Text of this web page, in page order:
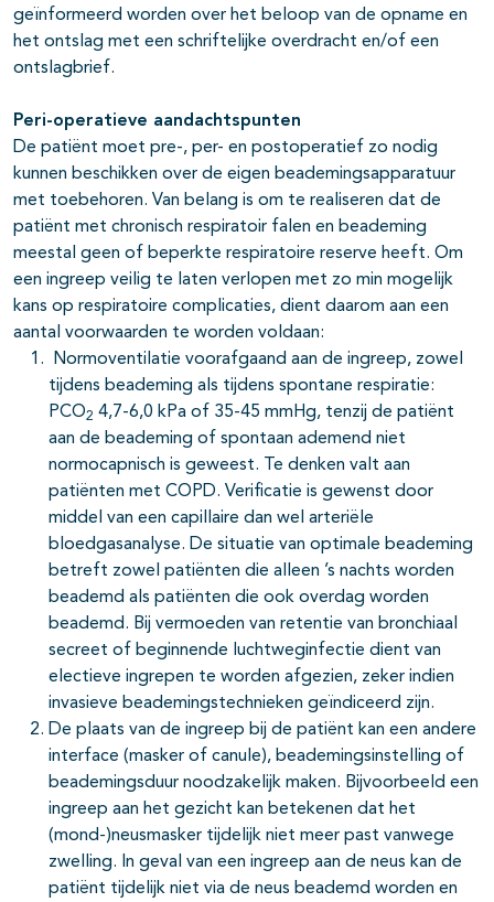
geïnformeerd worden over het beloop van de opname en
het ontslag met een schriftelijke overdracht en/of een
ontslagbrief.
Peri-operatieve aandachtspunten
De patiënt moet pre-, per- en postoperatief zo nodig
kunnen beschikken over de eigen beademingsapparatuur
met toebehoren. Van belang is om te realiseren dat de
patiënt met chronisch respiratoir falen en beademing
meestal geen of beperkte respiratoire reserve heeft. Om
een ingreep veilig te laten verlopen met zo min mogelijk
kans op respiratoire complicaties, dient daarom aan een
aantal voorwaarden te worden voldaan:
Normoventilatie voorafgaand aan de ingreep, zowel
tijdens beademing als tijdens spontane respiratie:
PCO2 4,7-6,0 kPa of 35-45 mmHg, tenzij de patiënt
aan de beademing of spontaan ademend niet
normocapnisch is geweest. Te denken valt aan
patiënten met COPD. Verificatie is gewenst door
middel van een capillaire dan wel arteriële
bloedgasanalyse. De situatie van optimale beademing
betreft zowel patiënten die alleen ’s nachts worden
beademd als patiënten die ook overdag worden
beademd. Bij vermoeden van retentie van bronchiaal
secreet of beginnende luchtweginfectie dient van
electieve ingrepen te worden afgezien, zeker indien
invasieve beademingstechnieken geïndiceerd zijn.
De plaats van de ingreep bij de patiënt kan een andere
interface (masker of canule), beademingsinstelling of
beademingsduur noodzakelijk maken. Bijvoorbeeld een
ingreep aan het gezicht kan betekenen dat het
(mond-)neusmasker tijdelijk niet meer past vanwege
zwelling. In geval van een ingreep aan de neus kan de
patiënt tijdelijk niet via de neus beademd worden en